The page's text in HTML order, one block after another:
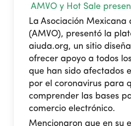
AMVO y Hot Sale
La Asociación Mexicana
(AMVO), presentó la
aiuda.org, un sitio
ofrecer apoyo a todos
que han sido afectados
por el coronavirus para
comprender las bases
comercio electrónico.
Mencionaron que en su